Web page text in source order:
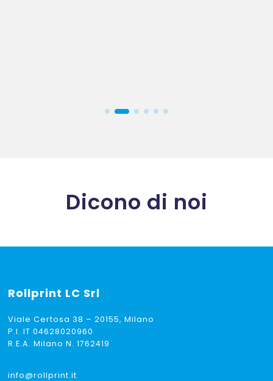
Dicono di noi
Rollprint LC Srl
Viale Certosa 38 – 20155, Milano
P.I. IT 04628020960
R.E.A. Milano N. 1762419
info@rollprint.it